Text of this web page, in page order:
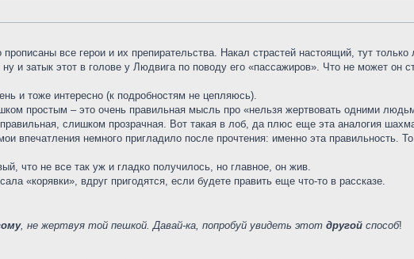
все герои и их препирательства. Накал страстей настоящий, тут
ну и затык этот в голове у Людвига по поводу его «пассажиров». Что не может он
и тоже интересно (к подробностям не цепляюсь).
простым – это очень правильная мысль про «нельзя жертвовать одними
слишком прозрачная. Вот такая в лоб, да плюс еще эта аналогия
впечатления немного пригладило после прочтения: именно эта правильность.
что не все так уж и гладко получилось, но главное, он жив.
«корявки», вдруг пригодятся, еcли будете править еще что-то в рассказе.
, не жертвуя той пешкой. Давай-ка, попробуй увидеть этот другой способ!